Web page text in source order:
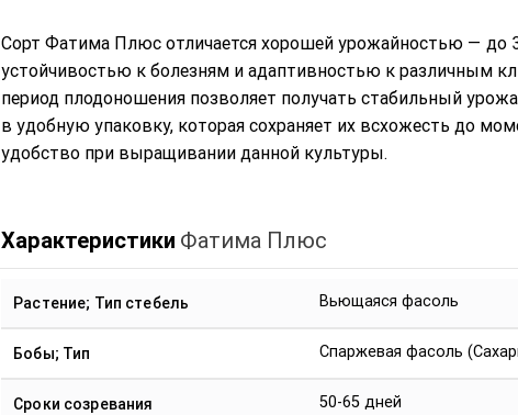
Сорт Фатима Плюс отличается хорошей урожайностью — до
устойчивостью к болезням и адаптивностью к различным
период плодоношения позволяет получать стабильный
в удобную упаковку, которая сохраняет их всхожесть до
удобство при выращивании данной культуры.
Характеристики Фатима Плюс
Растение; Тип стебель Вьющаяся фасоль
Бобы; Тип Спаржевая фасоль
Сроки созревания 50-65 дней